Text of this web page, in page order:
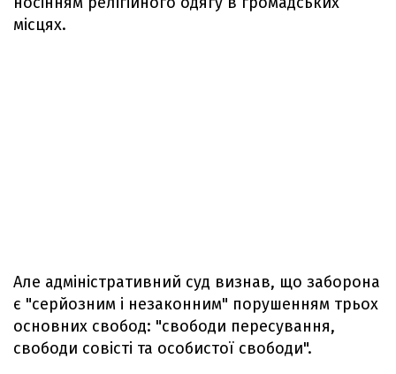
місцях.
Але адміністративний суд визнав, що заборона
є "серйозним і незаконним" порушенням трьох
основних свобод: "свободи пересування,
свободи совісті та особистої свободи".